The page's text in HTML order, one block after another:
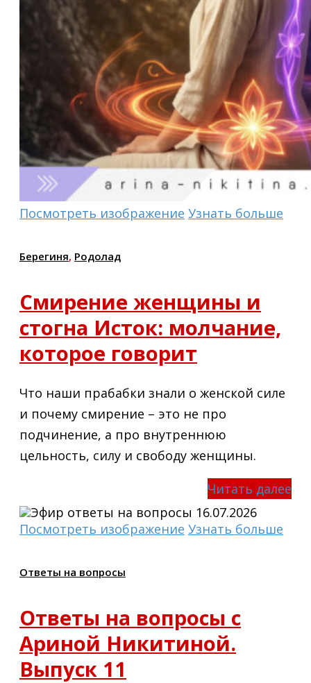
Посмотреть изображение Узнать больше
Берегиня, Родолад
Смирение женщины и
стогна Исток: молчание,
которое говорит
Что наши прабабки знали о женской силе
и почему смирение – это не про
подчинение, а про внутреннюю
цельность, силу и свободу женщины.
Читать далее
Посмотреть изображение Узнать больше
Ответы на вопросы
Ответы на вопросы с
Ариной Никитиной.
Выпуск 11